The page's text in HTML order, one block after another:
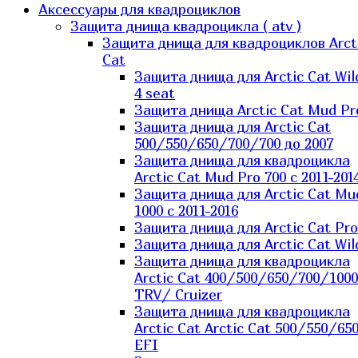
Аксессуары для квадроциклов
Защита днища квадроцикла ( atv )
Защита днища для квадроциклов
Cat
Защита днища для Arctic Cat
4 seat
Защита днища Arctic Cat Mud
Защита днища для Arctic Cat
500/550/650/700/700 до 2007
Защита днища для квадроцикла
Arctic Cat Mud Pro 700 с 2011-
Защита днища для Arctic Cat
1000 c 2011-2016
Защита днища для Arctic Cat
Защита днища для Arctic Cat
Защита днища для квадроцикла
Arctic Cat 400/500/650/700/1000
TRV/ Cruizer
Защита днища для квадроцикла
Arctic Cat Arctic Cat 500/550/
EFI